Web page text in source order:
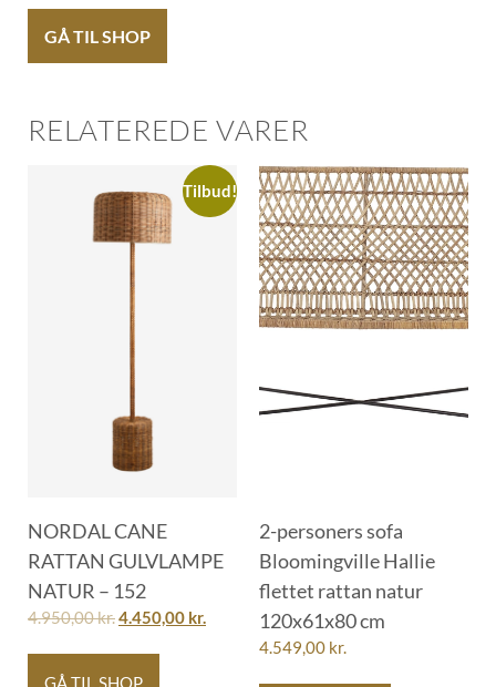
GÅ TIL SHOP
RELATEREDE VARER
Tilbud!
NORDAL CANE
RATTAN GULVLAMPE
NATUR – 152
4.950,00kr.4.450,00 kr.
2-personers sofa
Bloomingville Hallie
flettet rattan natur
120x61x80 cm
4.549,00 kr.